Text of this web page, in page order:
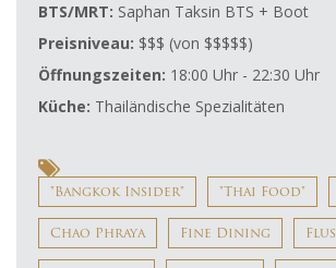
BTS/MRT: Saphan Taksin BTS + Boot
Preisniveau: $$$ (von $$$$$)
Öffnungszeiten: 18:00 Uhr - 22:30 Uhr
Küche: Thailändische Spezialitäten
"Bangkok Insider" "Thai Food"
Chao Phraya Fine Dining